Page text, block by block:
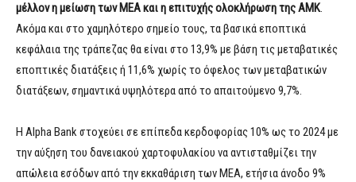
μέλλον η μείωση των MEAκαι η επιτυχής ολοκλήρωση της ΑΜΚ.
Ακόμα και στο χαμηλότερο σημείο τους, τα βασικά εποπτικά
κεφάλαια της τράπεζας θα είναι στο 13,9% με βάση τις μεταβατικές
εποπτικές διατάξεις ή 11,6% χωρίς το όφελος των μεταβατικών
διατάξεων, σημαντικά υψηλότερα από το απαιτούμενο 9,7%.
Η Alpha Bank στοχεύει σε επίπεδα κερδοφορίας 10% ως το 2024 με
την αύξηση του δανειακού χαρτοφυλακίου να αντισταθμίζει την
απώλεια εσόδων από την εκκαθάριση των ΜΕΑ, ετήσια άνοδο 9%